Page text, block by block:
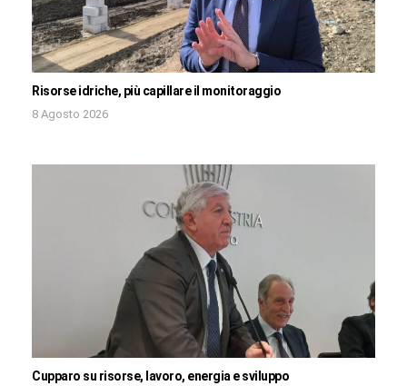
Risorse idriche, più capillare il monitoraggio
8 Agosto 2026
Cupparo su risorse, lavoro, energia e sviluppo